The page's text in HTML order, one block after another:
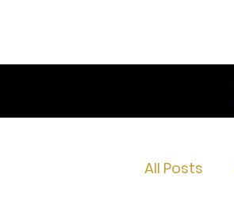
All Posts